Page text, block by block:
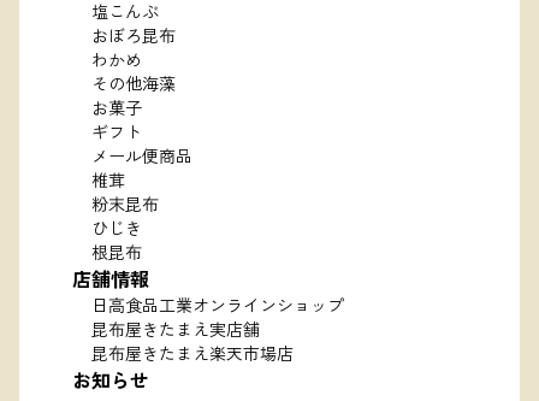
塩こんぶ
おぼろ昆布
わかめ
その他海藻
お菓子
ギフト
メール便商品
椎茸
粉末昆布
ひじき
根昆布
店舗情報
日高食品工業オンラインショップ
昆布屋きたまえ実店舗
昆布屋きたまえ楽天市場店
お知らせ